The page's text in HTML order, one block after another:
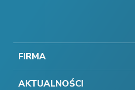
FIRMA
AKTUALNOŚCI